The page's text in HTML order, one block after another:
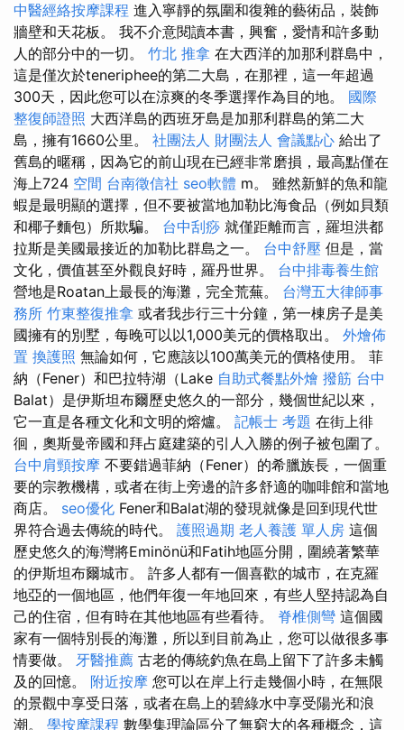
中醫經絡按摩課程 進入寧靜的氛圍和復雜的藝術品，裝飾
牆壁和天花板。 我不介意閱讀本書，興奮，愛情和許多動
人的部分中的一切。 竹北 推拿 在大西洋的加那利群島中，
這是僅次於teneriphee的第二大島，在那裡，這一年超過
300天，因此您可以在涼爽的冬季選擇作為目的地。 國際
整復師證照 大西洋島的西班牙島是加那利群島的第二大
島，擁有1660公里。 社團法人 財團法人 會議點心 給出了
舊島的暱稱，因為它的前山現在已經非常磨損，最高點僅在
海上724 空間 台南徵信社 seo軟體 m。 雖然新鮮的魚和龍
蝦是最明顯的選擇，但不要被當地加勒比海食品（例如貝類
和椰子麵包）所欺騙。 台中刮痧 就僅距離而言，羅坦洪都
拉斯是美國最接近的加勒比群島之一。 台中舒壓 但是，當
文化，價值甚至外觀良好時，羅丹世界。 台中排毒養生館
營地是Roatan上最長的海灘，完全荒蕪。 台灣五大律師事
務所 竹東整復推拿 或者我步行三十分鐘，第一棟房子是美
國擁有的別墅，每晚可以以1,000美元的價格取出。 外燴佈
置 換護照 無論如何，它應該以100萬美元的價格使用。 菲
納（Fener）和巴拉特湖（Lake 自助式餐點外燴 撥筋 台中
Balat）是伊斯坦布爾歷史悠久的一部分，幾個世紀以來，
它一直是各種文化和文明的熔爐。 記帳士 考題 在街上徘
徊，奧斯曼帝國和拜占庭建築的引人入勝的例子被包圍了。
台中肩頸按摩 不要錯過菲納（Fener）的希臘族長，一個重
要的宗教機構，或者在街上旁邊的許多舒適的咖啡館和當地
商店。 seo優化 Fener和Balat湖的發現就像是回到現代世
界符合過去傳統的時代。 護照過期 老人養護 單人房 這個
歷史悠久的海灣將Eminönü和Fatih地區分開，圍繞著繁華
的伊斯坦布爾城市。 許多人都有一個喜歡的城市，在克羅
地亞的一個地區，他們年復一年地回來，有些人堅持認為自
己的住宿，但有時在其他地區有些看待。 脊椎側彎 這個國
家有一個特別長的海灘，所以到目前為止，您可以做很多事
情要做。 牙醫推薦 古老的傳統釣魚在島上留下了許多未觸
及的回憶。 附近按摩 您可以在岸上行走幾個小時，在無限
的景觀中享受日落，或者在島上的碧綠水中享受陽光和浪
潮。 學按摩課程 數學集理論區分了無窮大的各種概念，這